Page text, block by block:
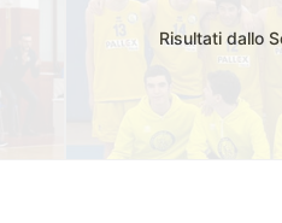
Risultati dallo